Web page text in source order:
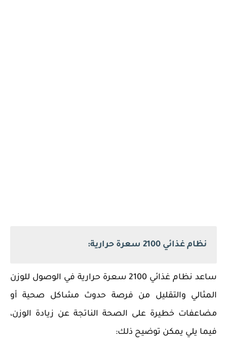
نظام غذائي 2100 سعرة حرارية:
ساعد نظام غذائي 2100 سعرة حرارية في الوصول للوزن
المثالي والتقليل من فرصة حدوث مشاكل صحية أو
مضاعفات خطيرة على الصحة الناتجة عن زيادة الوزن،
فيما يلي يمكن توضيح ذلك: